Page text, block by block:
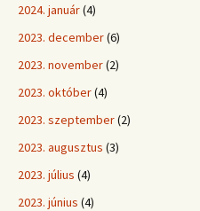
2024. január(4)
2023. december(6)
2023. november(2)
2023. október(4)
2023. szeptember(2)
2023. augusztus (3)
2023. július (4)
2023. június (4)